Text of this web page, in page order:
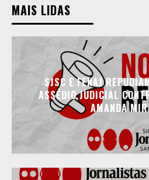
MAIS LIDAS
SJSC E FENAJ
ASSÉDIO JUDICIAL
AMANDA